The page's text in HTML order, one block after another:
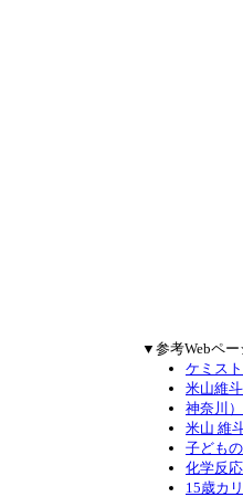
▼参考Webペ
ケミス
米山維
神奈川
米山 維
子ども
化学反
15歳カ